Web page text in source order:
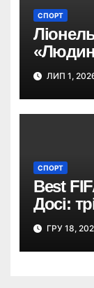
СПОРТ
новий
ЛИП 1,
СПОРТ
Best
Досі:
герої
ГРУ 18,